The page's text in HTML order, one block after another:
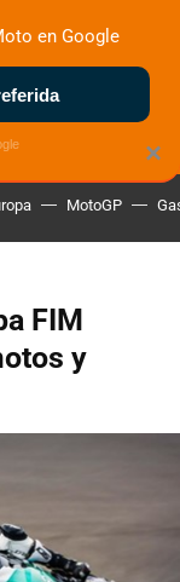
ELÉCTRICAS
MotoGP
FIM
y
×
en Google